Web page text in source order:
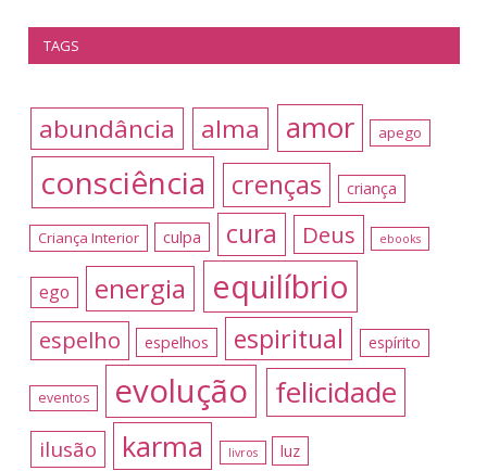
TAGS
abundância alma amor apego
consciência crenças criança
Criança Interior culpa cura Deus ebooks
ego energia equilíbrio
espelho espelhos espiritual espírito
eventos evolução felicidade
ilusão karma livros luz